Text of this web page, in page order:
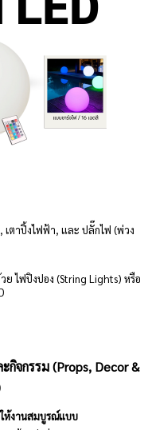
เตาปิ้งไฟฟ้า, และ ปลั๊กไฟ (พ่วง
ไฟปิงปอง (String Lights) หรือ
จกรรม (Props, Decor &
ให้งานสมบูรณ์แบบ